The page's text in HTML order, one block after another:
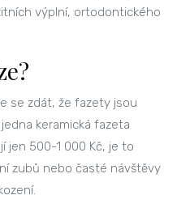
výplní, ortodontického
se zdát, že fazety jsou
keramická fazeta
jen 500-1 000 Kč, je to
zubů nebo časté návštěvy